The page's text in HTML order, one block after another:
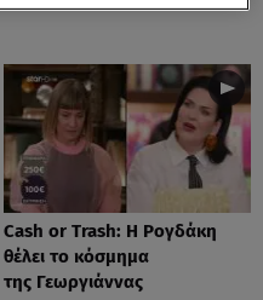
Cash or Trash: Η Ρογδάκη
θέλει το κόσμημα
της Γεωργιάννας